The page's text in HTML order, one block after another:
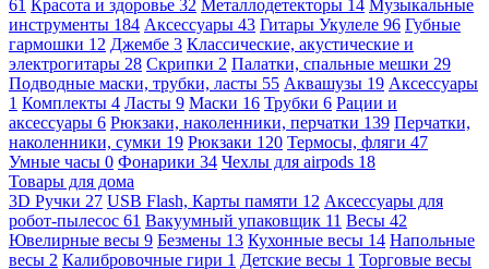
61 Красота и здоровье 32 Металлодетекторы 14 Музыкальные
инструменты 184 Аксессуары 43 Гитары Укулеле 96 Губные
гармошки 12 Джембе 3 Классические, акустические и
электрогитары 28 Скрипки 2 Палатки, спальные мешки 29
Подводные маски, трубки, ласты 55 Аквашузы 19 Аксессуары
1 Комплекты 4 Ласты 9 Маски 16 Трубки 6 Рации и
аксессуары 6 Рюкзаки, наколенники, перчатки 139 Перчатки,
наколенники, сумки 19 Рюкзаки 120 Термосы, фляги 47
Умные часы 0 Фонарики 34 Чехлы для airpods 18
Товары для дома
3D Ручки 27 USB Flash, Карты памяти 12 Аксессуары для
робот-пылесос 61 Вакуумный упаковщик 11 Весы 42
Ювелирные весы 9 Безмены 13 Кухонные весы 14 Напольные
весы 2 Калибровочные гири 1 Детские весы 1 Торговые весы